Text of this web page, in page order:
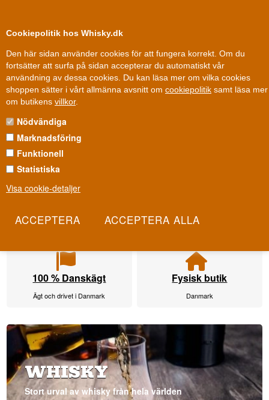
Cookiepolitik hos Whisky.dk
Den här sidan använder cookies för att fungera korrekt. Om du
fortsätter att surfa på sidan accepterar du automatiskt vår
användning av dessa cookies. Du kan läsa mer om vilka cookies
shoppen sätter i vårt allmänna avsnitt om cookiepolitik samt läsa mer
om butikens villkor.
Nödvändiga
Marknadsföring
Funktionell
Statistiska
Visa cookie-detaljer
100 % Danskägt
Ägt och drivet i Danmark
Fysisk butik
Danmark
WHISKY
Stort urval av whisky från hela världen